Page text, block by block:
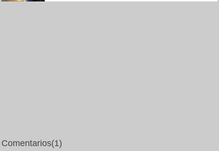
Comentarios(1)